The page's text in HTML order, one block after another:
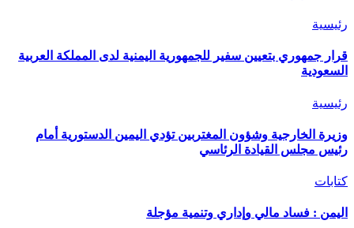
رئيسية
قرار جمهوري بتعيين سفير للجمهورية اليمنية لدى المملكة العربية
السعودية
رئيسية
وزيرة الخارجية وشؤون المغتربين تؤدي اليمين الدستورية أمام
رئيس مجلس القيادة الرئاسي
كتابات
اليمن : فساد مالي وإداري وتنمية مؤجلة